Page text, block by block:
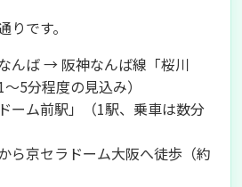
です。
んば → 阪神なんば線「桜川
5分程度の見込み）
ーム前駅」（1駅、乗車は数分
ら京セラドーム大阪へ徒歩（約